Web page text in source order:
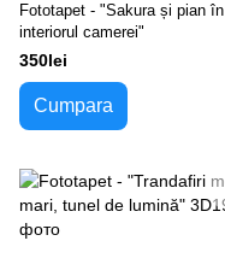
Fototapet - "Sakura și pian în
interiorul camerei"
350lei
Cumpara